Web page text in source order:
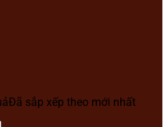
Đã sắp xếp theo mới nhất